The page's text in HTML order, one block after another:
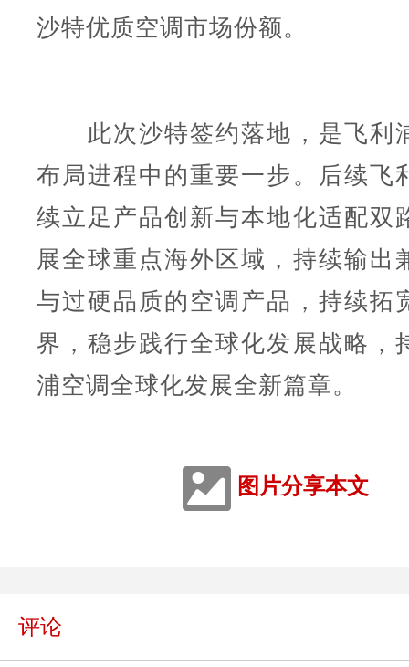
沙特优质空调市场份额。
此次沙特签约落地，是飞利
布局进程中的重要一步。后续飞
续立足产品创新与本地化适配双
展全球重点海外区域，持续输出
与过硬品质的空调产品，持续拓
界，稳步践行全球化发展战略，
浦空调全球化发展全新篇章。
图片分享本文
评论